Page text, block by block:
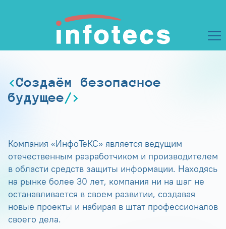
Создаём безопасное
будущее
Компания «ИнфоТеКС» является ведущим
отечественным разработчиком и производителем
в области средств защиты информации. Находясь
на рынке более 30 лет, компания ни на шаг не
останавливается в своем развитии, создавая
новые проекты и набирая в штат профессионалов
своего дела.